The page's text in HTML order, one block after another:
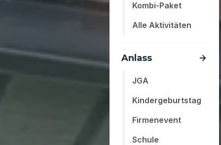
Kombi-Paket
Alle Aktivitäten
Anlass
JGA
Kindergeburtstag
Firmenevent
Schule